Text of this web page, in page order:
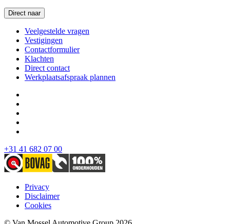
Direct naar
Veelgestelde vragen
Vestigingen
Contactformulier
Klachten
Direct contact
Werkplaatsafspraak plannen
+31 41 682 07 00
Privacy
Disclaimer
Cookies